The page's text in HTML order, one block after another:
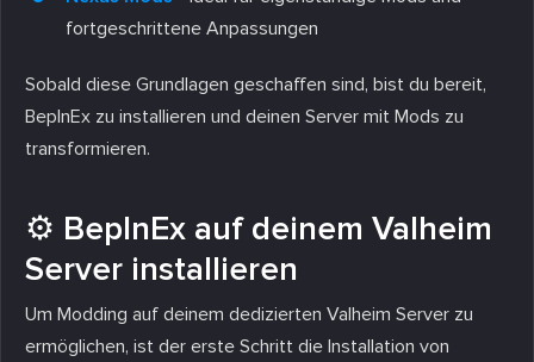
fortgeschrittene Anpassungen
Sobald diese Grundlagen geschaffen sind, bist du bereit,
BepInEx zu installieren und deinen Server mit Mods zu
transformieren.
⚙️ BepInEx auf deinem Valheim
Server installieren
Um Modding auf deinem dedizierten Valheim Server zu
ermöglichen, ist der erste Schritt die Installation von